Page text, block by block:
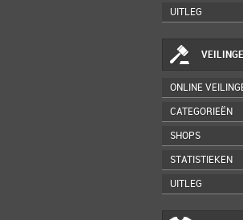
UITLEG
ONLINE
CATEGORIEËN
SHOPS
STATISTIEKEN
UITLEG